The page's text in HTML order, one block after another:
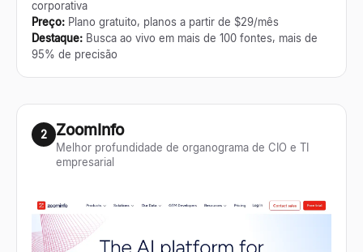
corporativa
Preço: Plano gratuito, planos a partir de $29/mês
Destaque: Busca ao vivo em mais de 100 fontes, mais de
95% de precisão
2 ZoomInfo
Melhor profundidade de organograma de CIO e TI
empresarial